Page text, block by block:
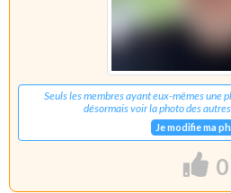
Seuls les membres ayant eux-mêmes une
désormais voir la photo des
Je modifie ma
0